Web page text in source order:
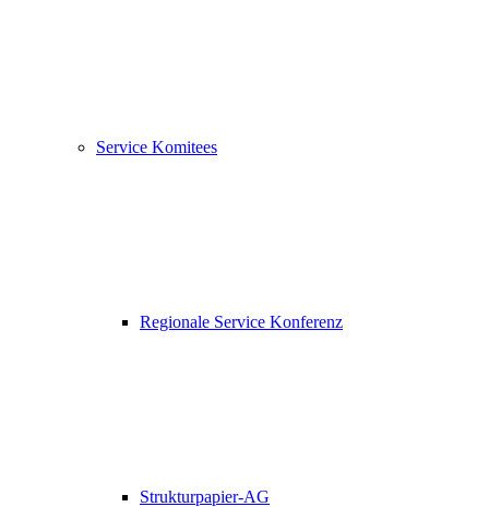
Service Komitees
Regionale Service Konferenz
Strukturpapier-AG